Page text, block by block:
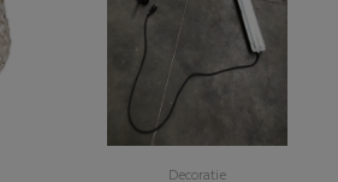
Decoratie